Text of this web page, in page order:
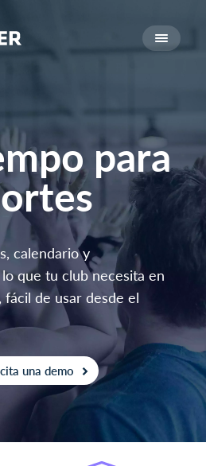
Iniciar sesión
para
calendario y
que tu club necesita en
fácil de usar desde el
una demo